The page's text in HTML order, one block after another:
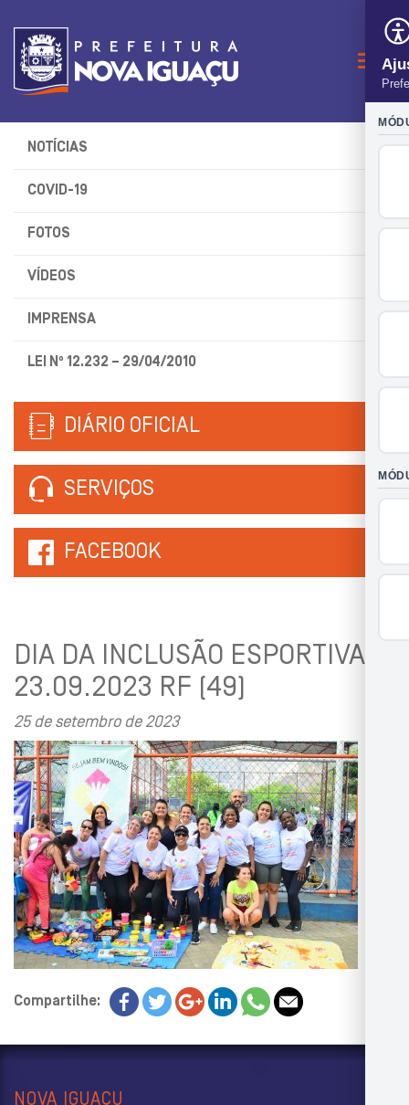
NOTÍCIAS
COVID-19
FOTOS
VÍDEOS
IMPRENSA
LEI Nº 12.232 – 29/04/2010
DIÁRIO OFICIAL
SERVIÇOS
FACEBOOK
DIA DA INCLUSÃO ESPORTIVA
23.09.2023 RF (49)
25 de setembro de 2023
Compartilhe:
NOVA IGUAÇU